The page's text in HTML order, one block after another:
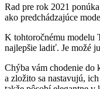
Rad pre rok 2021
ako predchádzajúce
K tohtoročnému modelu
najlepšie ladiť. Je možé
Chýba vám chodenie do
a zložito sa nastavujú,